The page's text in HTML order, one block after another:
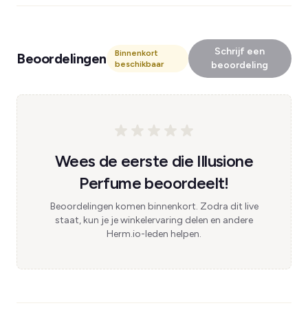
Beoordelingen
Binnenkort
beschikbaar
Schrijf een
beoordeling
Wees de eerste die Illusione
Perfume beoordeelt!
Beoordelingen komen binnenkort. Zodra dit live
staat, kun je je winkelervaring delen en andere
Herm.io-leden helpen.